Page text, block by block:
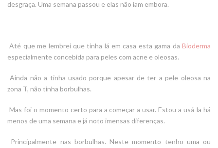
desgraça. Uma semana passou e elas não iam embora.
Até que me lembrei que tinha lá em casa esta gama da Bioderma
especialmente concebida para peles com acne e oleosas.
Ainda não a tinha usado porque apesar de ter a pele oleosa na
zona T, não tinha borbulhas.
Mas foi o momento certo para a começar a usar. Estou a usá-la há
menos de uma semana e já noto imensas diferenças.
Principalmente nas borbulhas. Neste momento tenho uma ou